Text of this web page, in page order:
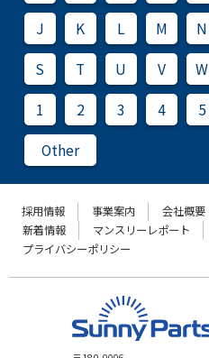
J
K L M N
S
T U V W
1
2 3 4 5
Other
採用情報 事業案内 会社概要
新着情報
マンスリーレポート
プライバシーポリシー